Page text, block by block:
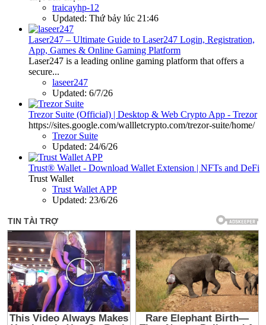
traicayhp-12
Updated: Thứ bảy lúc 21:46
Laser247 – Ultimate Guide to Laser247 Login, Registration,
App, Games & Online Gaming Platform
Laser247 is a leading online gaming platform that offers a
secure...
laseer247
Updated: 6/7/26
Trezor Suite (Official) | Desktop & Web Crypto App - Trezor
https://sites.google.com/wallletcrypto.com/trezor-suite/home/
Trezor Suite
Updated: 24/6/26
Trust® Wallet - Download Wallet Extension | NFTs and DeFi
Trust Wallet
Trust Wallet APP
Updated: 23/6/26